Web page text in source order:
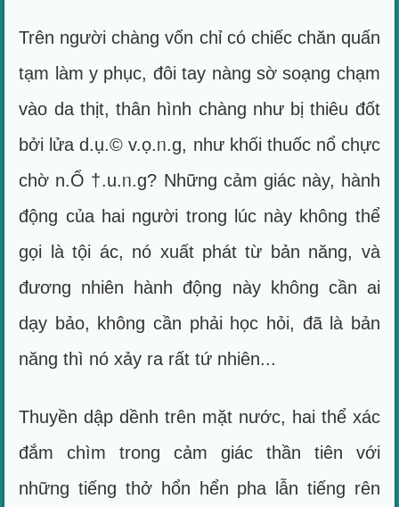
Trên người chàng vốn chỉ có chiếc chăn quấn
tạm làm y phục, đôi tay nàng sờ soạng chạm
vào da thịt, thân hình chàng như bị thiêu đốt
bởi lửa d.ụ.© v.ọ.ᥒ.g, như khối thuốc nổ chực
chờ n.Ổ †.u.ᥒ.g? Những cảm giác này, hành
động của hai người trong lúc này không thể
gọi là tội ác, nó xuất phát từ bản năng, và
đương nhiên hành động này không cần ai
dạy bảo, không cần phải học hỏi, đã là bản
năng thì nó xảy ra rất tứ nhiên...
Thuyền dập dềnh trên mặt nước, hai thể xác
đắm chìm trong cảm giác thần tiên với
những tiếng thở hổn hển pha lẫn tiếng rên